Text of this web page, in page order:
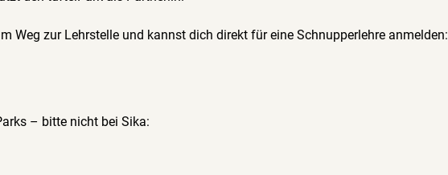
Weg zur Lehrstelle und kannst dich direkt für eine Schnupperlehre anmelden:
– bitte nicht bei Sika: